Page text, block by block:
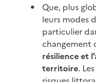
Que, plus
leurs modes
particulier
changement
résilience et
territoire.